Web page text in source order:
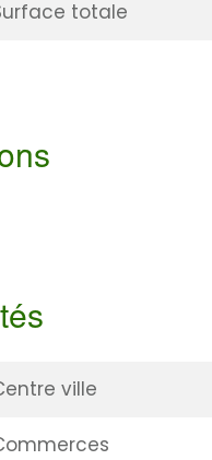
totale
ville